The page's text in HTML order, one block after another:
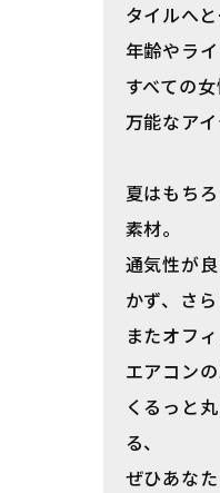
タイルへ
年齢やラ
すべての
万能なアイ
夏はもち
素材。
通気性が
かず、さ
またオフ
エアコンの
くるっと
る、
ぜひあな